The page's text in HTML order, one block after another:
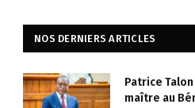
NOS DERNIERS ARTICLES
Patrice
maître au